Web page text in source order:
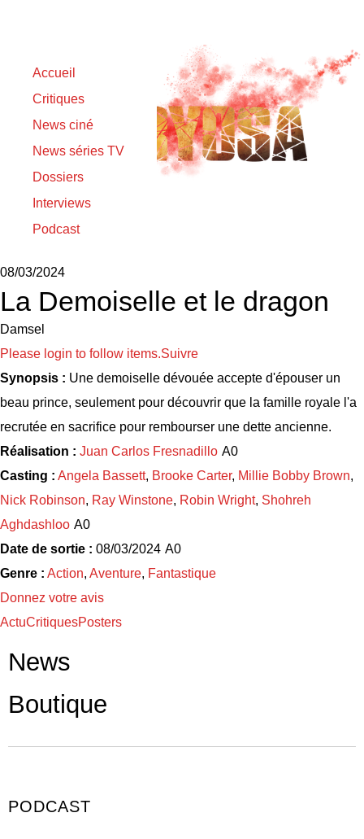
Accueil
Critiques
News ciné
News séries TV
Dossiers
Interviews
Podcast
08/03/2024
La Demoiselle et le dragon
Damsel
Please login to follow items.Suivre
Synopsis : Une demoiselle dévouée accepte d'épouser un
beau prince, seulement pour découvrir que la famille royale l'a
recrutée en sacrifice pour rembourser une dette ancienne.
Réalisation : Juan Carlos Fresnadillo
Casting : Angela Bassett, Brooke Carter, Millie Bobby Brown,
Nick Robinson, Ray Winstone, Robin Wright, Shohreh
Aghdashloo
Date de sortie : 08/03/2024
Genre : Action, Aventure, Fantastique
Donnez votre avis
ActuCritiquesPosters
News
Boutique
PODCAST